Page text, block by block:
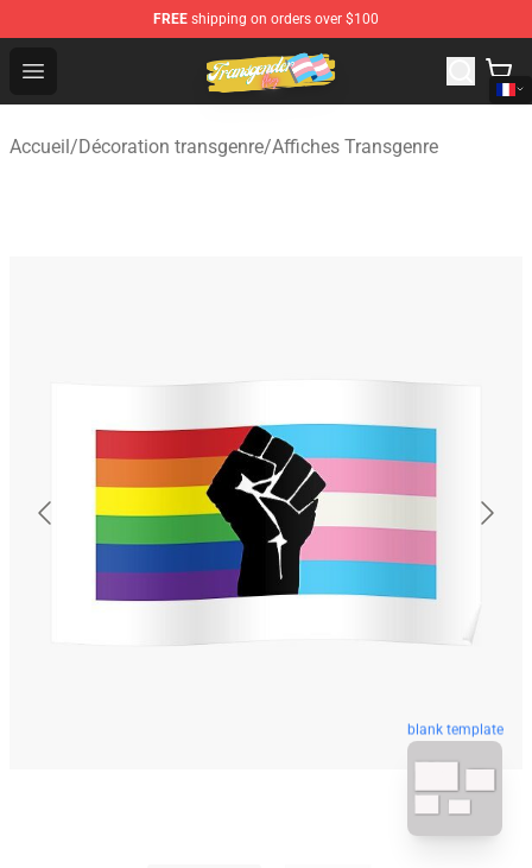
FREE shipping on orders over $100
Open menu
Transgender Flag Store - The Best Transgender Flag
Accueil/Décoration transgenre/Affiches Transgenre
blank template